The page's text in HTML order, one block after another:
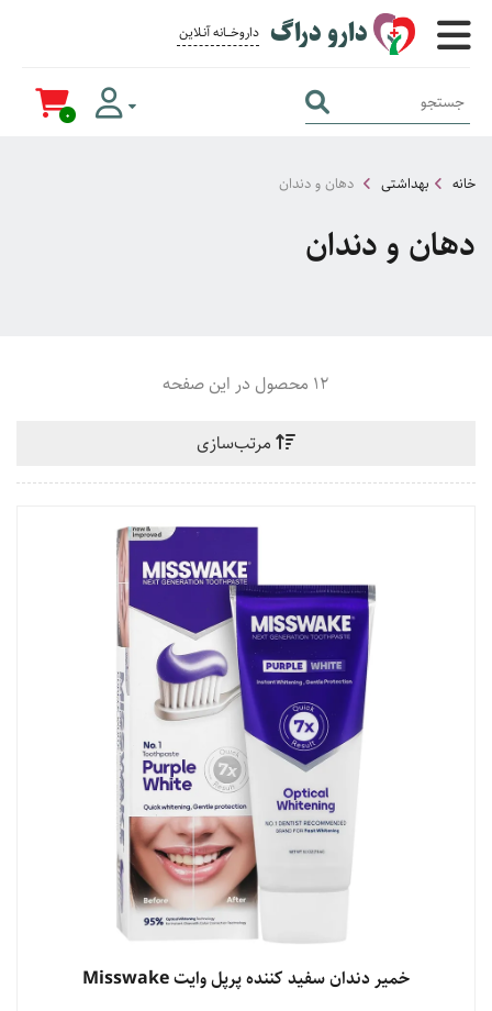
دارو دراگ داروخــــانه آنــلاین برای همــه
0
خانه بهداشتی دهان و دندان
دهان و دندان
12 محصول در این صفحه
مرتب‌سازی
مشاهده محصول
خمیر دندان سفید کننده پرپل وایت Misswake